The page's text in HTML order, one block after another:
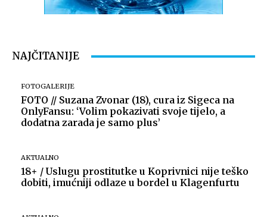
NAJČITANIJE
FOTOGALERIJE
FOTO // Suzana Zvonar (18), cura iz Sigeca na
OnlyFansu: ‘Volim pokazivati svoje tijelo, a
dodatna zarada je samo plus’
AKTUALNO
18+ / Uslugu prostitutke u Koprivnici nije teško
dobiti, imućniji odlaze u bordel u Klagenfurtu